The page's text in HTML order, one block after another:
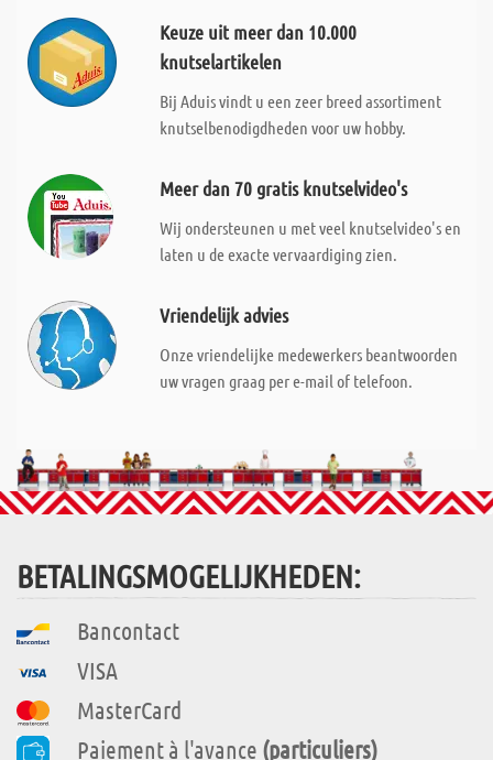
Keuze uit meer dan 10.000
knutselartikelen
Bij Aduis vindt u een zeer breed assortiment
knutselbenodigdheden voor uw hobby.
Meer dan 70 gratis knutselvideo's
Wij ondersteunen u met veel knutselvideo's en
laten u de exacte vervaardiging zien.
Vriendelijk advies
Onze vriendelijke medewerkers beantwoorden
uw vragen graag per e-mail of telefoon.
BETALINGSMOGELIJKHEDEN:
Bancontact
VISA
MasterCard
Paiement à l'avance (particuliers)